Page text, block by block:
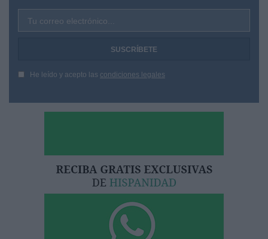
Tu correo electrónico...
He leído y acepto las condiciones legales